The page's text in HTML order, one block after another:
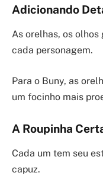
Adicionando
As orelhas, os olhos
cada personagem.
Para o Buny, as
um focinho mais
A Roupinha
Cada um tem seu
capuz.